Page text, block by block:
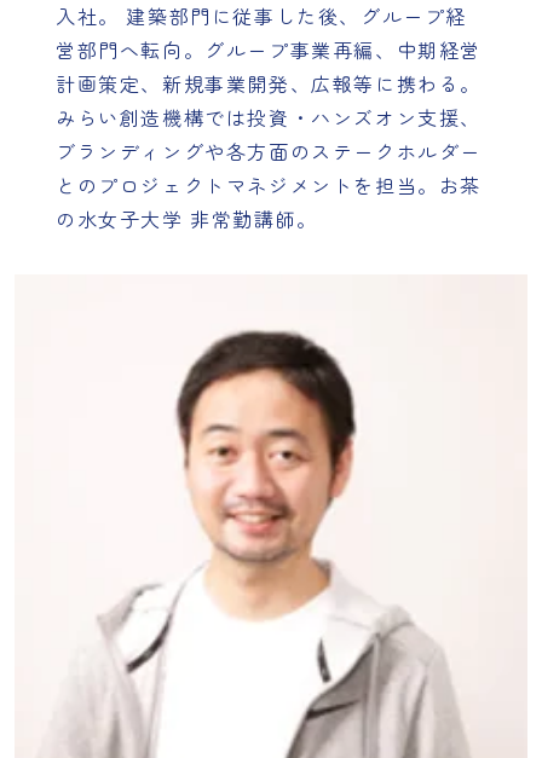
入社。 建築部門に従事した後、グループ経
営部門へ転向。グループ事業再編、中期経営
計画策定、新規事業開発、広報等に携わる。
みらい創造機構では投資・ハンズオン支援、
ブランディングや各方面のステークホルダー
とのプロジェクトマネジメントを担当。お茶
の水女子大学 非常勤講師。